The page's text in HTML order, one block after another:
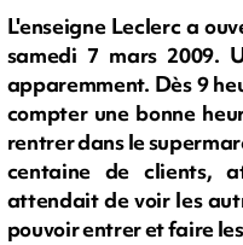
L'enseigne Leclerc a
samedi 7 mars 2009.
apparemment. Dès 9
compter une bonne
rentrer dans le
centaine de clients,
attendait de voir les
pouvoir entrer et faire